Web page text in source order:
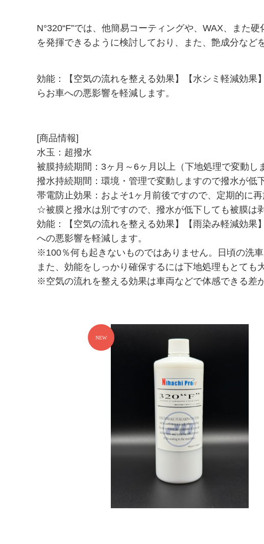
N°320“F”では、他簡易コーティングや、WAX、また
を発揮できるように検討しており、また、艶成分など
効能：【空気の流れを整える効果】【水シミ軽減効
らお車への悪影響を軽減します。
[商品情報]
水玉：超撥水
被膜持続期間：3ヶ月～6ヶ月以上（下地処理で変動し
撥水持続期間：環境・管理で変動しますので撥水が低
帯電防止効果：およそ1ヶ月前後ですので、定期的に
☆被膜と撥水は別ですので、撥水が低下しても被膜は
効能：【空気の流れを整える効果】【雨染み軽減効
への悪影響を軽減します。
※100％何も起きないものではありません。日頃の洗
また、効能をしっかり確保するには下地処理もとても
※空気の流れを整える効果は車両などで体感できる差